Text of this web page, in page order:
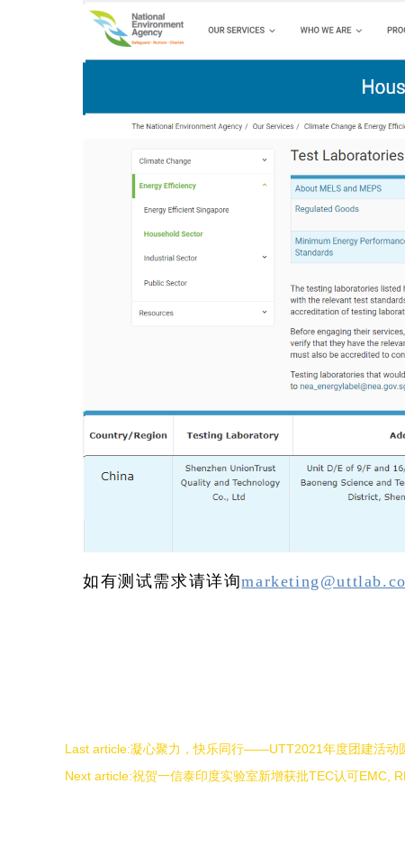
如有测试需求请详询
Last article:凝心聚力，快乐同行——UTT2021年度团建活动
Next article:祝贺一信泰印度实验室新增获批TEC认可EMC,